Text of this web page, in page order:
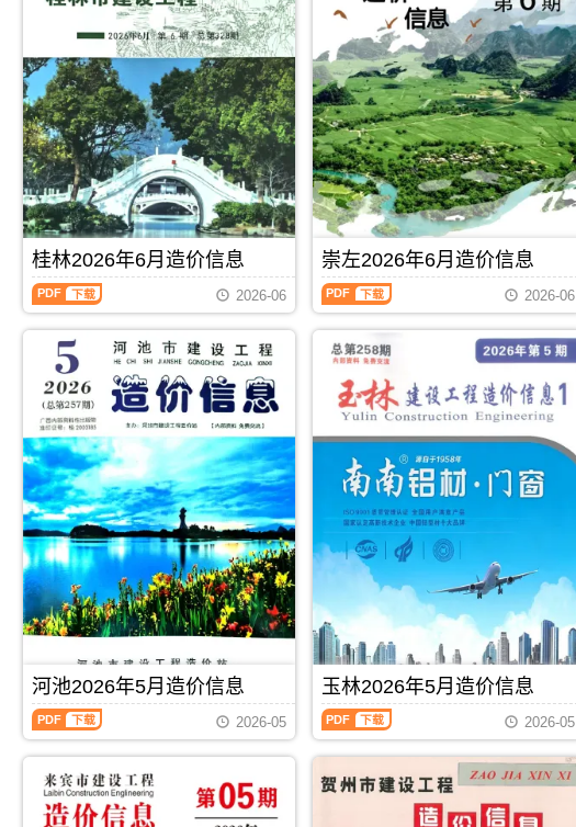
扫
件
PDF，
属
于
百
色
市
工
程
材
料
汇
编，
色
工
程
材
料
价
格
纠
纷
调
解
件
PDF，
属
于
北
海
市
工
程
合
同
材
料
核
定
价，
用
工
分
析
林
设
工
程
造
价
信
息）
期
刊，
由
玉
林
市
造
价
信
息
网
发
布，
玉
林
信
息
价
包
含
玉
林
市、
陆
川
县、
兴
业
信
（来
宾
建
设
工
程
造
价
信
息）
期
刊，
由
来
宾
市
建
息
来
宾
程
施
工
图
预
算
编
制，
属
于
来
PDF 下载
桂林2026年6月造价信息
桂
林
造
价
信
息
（桂
林
建
设
工
程
造
价
信
息）
刊，
由
桂
林
市
设
PDF 下载
2026-06
崇左2026年6月造价信息
崇
左
信
（崇
工
程
价
信
息）
期
刊，
由
崇
左
市
设
PDF 下载
2026-06
河池2026年5月造价信息
河
池
造
2026-05
玉林2026年5月造价信息
玉
林
5
2026-05